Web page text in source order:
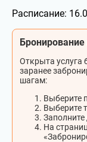
Расписание:
Открыта услуга
заранее
шагам:
Выберите
Выберите
На